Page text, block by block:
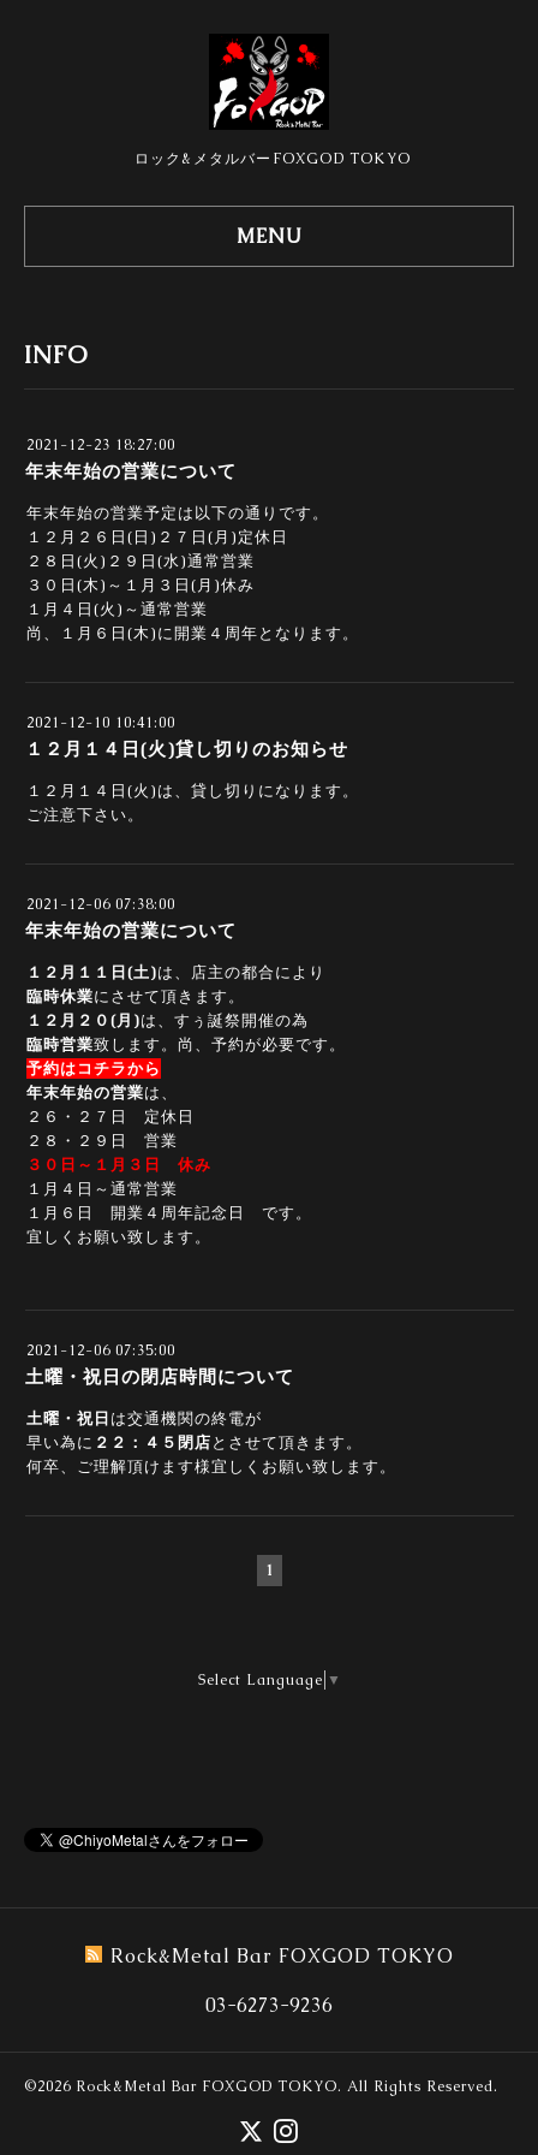
ロック&メタルバーFOXGOD TOKYO
MENU
INFO
2021-12-23 18:27:00
年末年始の営業について
年末年始の営業予定は以下の通りです。
１２月２６日(日)２７日(月)定休日
２８日(火)２９日(水)通常営業
３０日(木)～１月３日(月)休み
１月４日(火)～通常営業
尚、１月６日(木)に開業４周年となります。
2021-12-10 10:41:00
１２月１４日(火)貸し切りのお知らせ
１２月１４日(火)は、貸し切りになります。
ご注意下さい。
2021-12-06 07:38:00
年末年始の営業について
１２月１１日(土)は、店主の都合により
臨時休業にさせて頂きます。
１２月２０(月)は、すぅ誕祭開催の為
臨時営業致します。尚、予約が必要です。
予約はコチラから
年末年始の営業は、
２６・２７日 定休日
２８・２９日 営業
３０日～１月３日 休み
１月４日～通常営業
１月６日 開業４周年記念日 です。
宜しくお願い致します。
2021-12-06 07:35:00
土曜・祝日の閉店時間について
土曜・祝日は交通機関の終電が
早い為に ２２：４５閉店とさせて頂きます。
何卒、ご理解頂けます様宜しくお願い致します。
1
Select Language ▼
Rock&Metal Bar FOXGOD TOKYO
03-6273-9236
©2026 Rock&Metal Bar FOXGOD TOKYO. All Rights Reserved.